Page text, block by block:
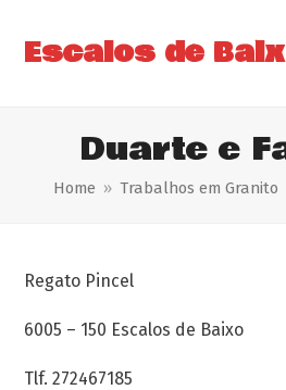
Escalos de
Duarte e
Home » Trabalhos em Granito
Regato Pincel
6005 – 150 Escalos de Baixo
Tlf. 272467185